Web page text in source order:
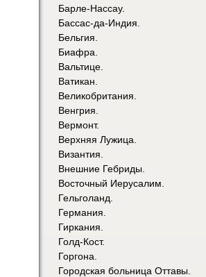
Барле-Нассау.
Бассас-да-Индия.
Бельгия.
Биафра.
Вальтице.
Ватикан.
Великобритания.
Венгрия.
Вермонт.
Верхняя Лужица.
Византия.
Внешние Гебриды.
Восточный Иерусалим.
Гельголанд.
Германия.
Гиркания.
Голд-Кост.
Горгона.
Городская больница Оттавы.